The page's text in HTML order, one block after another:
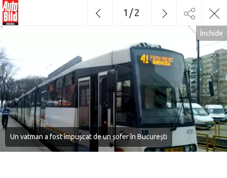
Un vatman a fost împușcat de un șofer în București
Închide
1 /2